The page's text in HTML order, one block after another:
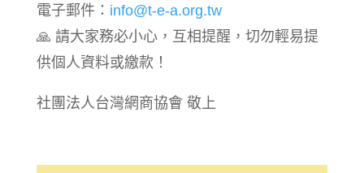
電子郵件： info@t-e-a.org.tw
🙏 請大家務必小心，互相提醒，切勿輕易提
供個人資料或繳款！
社團法人台灣網商協會 敬上